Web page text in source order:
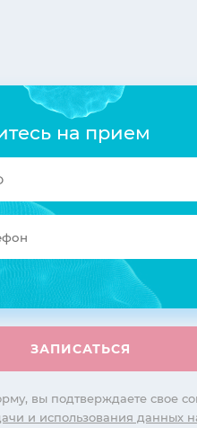
на прием
вы подтверждаете свое
и использования данных